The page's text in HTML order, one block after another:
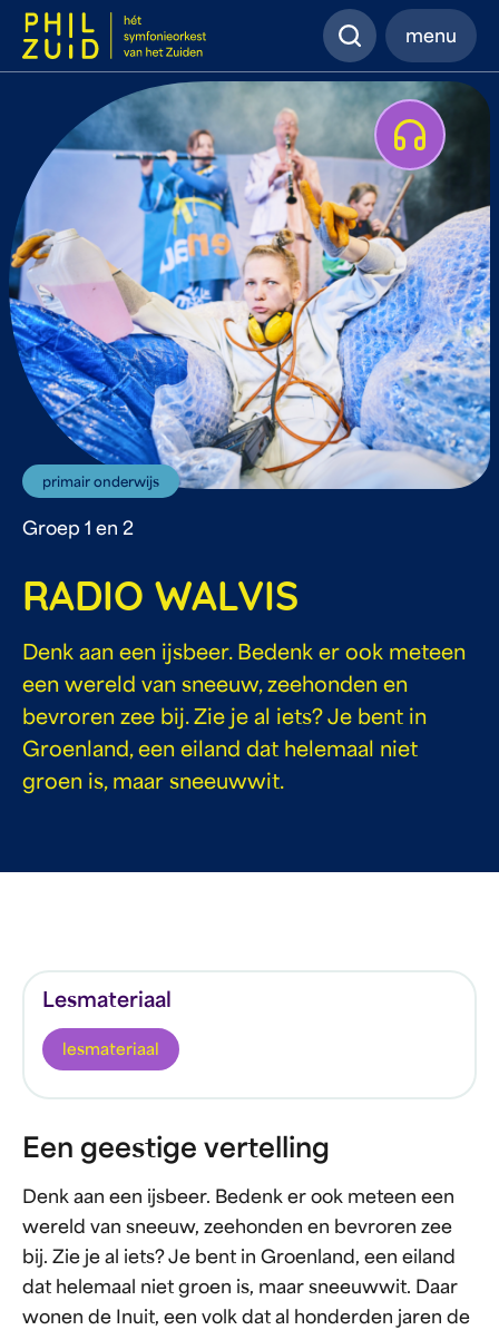
Zoeken
menu
Afspelen
RADIO WALVIS
Groep 1 en 2
Denk aan een ijsbeer. Bedenk er ook meteen
een wereld van sneeuw, zeehonden en
bevroren zee bij. Zie je al iets? Je bent in
Groenland, een eiland dat helemaal niet
groen is, maar sneeuwwit.
primair onderwijs
Een geestige vertelling
Denk aan een ijsbeer. Bedenk er ook meteen een
wereld van sneeuw, zeehonden en bevroren zee
bij. Zie je al iets? Je bent in Groenland, een eiland
dat helemaal niet groen is, maar sneeuwwit. Daar
wonen de Inuit, een volk dat al honderden jaren de
Lesmateriaal
lesmateriaal